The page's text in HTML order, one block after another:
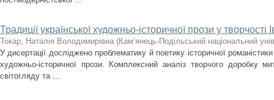
Традиції української художньо-історичної прози у творчості
Токар, Наталія Володимирівна (Кам’янець-Подільський національний
У дисертації досліджено проблематику й поетику історичної
художньо-історичної прози. Комплексний аналіз творчого доробку
світогляду та ...